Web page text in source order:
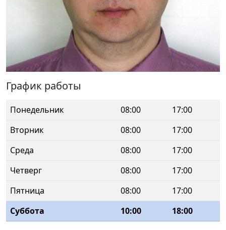
График работы
Понедельник 08:00
17:00
Вторник
08:00
17:00
Среда
08:00
17:00
Четверг
08:00
17:00
Пятница
08:00
17:00
Суббота
10:00 18:00